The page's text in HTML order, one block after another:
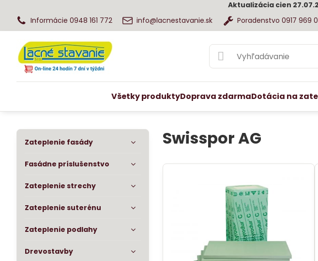
Aktualizácia cien
Informácie 0948 161 772
info@lacnestavanie.sk Poradenstvo 0917 969
Všetky produktyDoprava zdarmaDotácia na
Swisspor AG
Zateplenie fasády
Fasádne príslušenstvo
Zateplenie strechy
Zateplenie suterénu
Zateplenie podlahy
Drevostavby